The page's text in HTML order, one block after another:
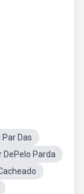
Das
DePelo Parda